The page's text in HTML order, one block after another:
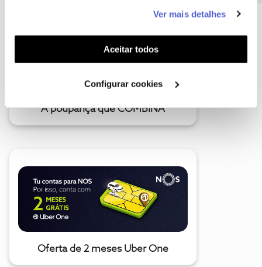
funcionalidades (cookies de personalização e
funcionalidade) e adaptar anúncios aos seus interesses
(cookies de publicidade personalizada). Pode gerir a
utilização dos cookies clicando em "Configurar
Ver mais detalhes
Aceitar todos
Configurar cookies
A poupança que COMBINA
Oferta de 2 meses Uber One